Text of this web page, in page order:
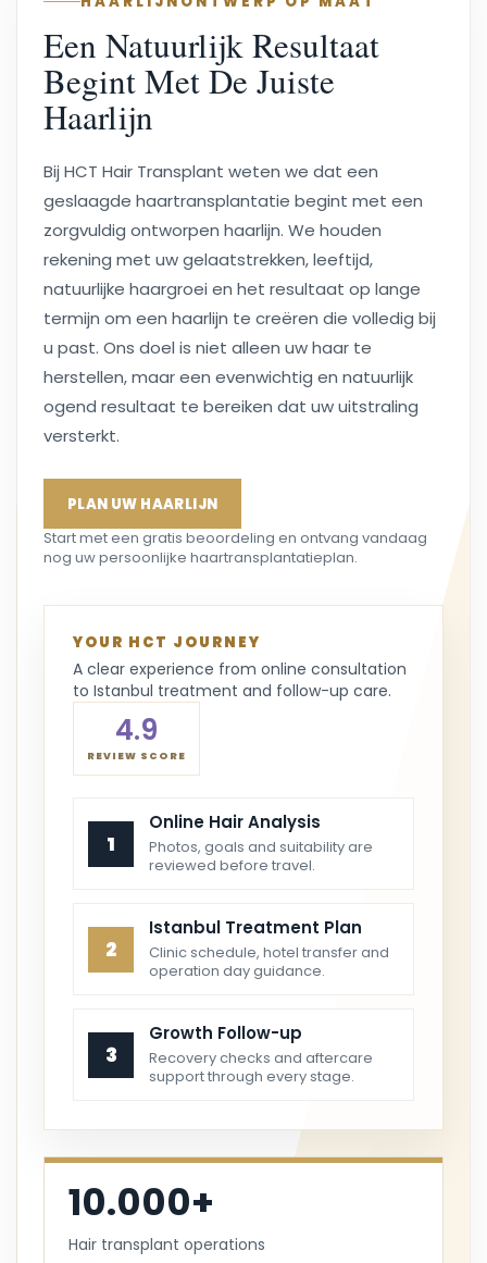
Een Natuurlijk Resultaat
Begint Met De Juiste
Haarlijn
Bij HCT Hair Transplant weten we dat een
geslaagde haartransplantatie begint met een
zorgvuldig ontworpen haarlijn. We houden
rekening met uw gelaatstrekken, leeftijd,
natuurlijke haargroei en het resultaat op lange
termijn om een haarlijn te creëren die volledig bij
u past. Ons doel is niet alleen uw haar te
herstellen, maar een evenwichtig en natuurlijk
ogend resultaat te bereiken dat uw uitstraling
versterkt.
PLAN UW HAARLIJN
Start met een gratis beoordeling en ontvang vandaag
nog uw persoonlijke haartransplantatieplan.
YOUR HCT JOURNEY
A clear experience from online consultation
to Istanbul treatment and follow-up care.
4.9
REVIEW SCORE
1
Online Hair Analysis
Photos, goals and suitability are
reviewed before travel.
2
Istanbul Treatment Plan
Clinic schedule, hotel transfer and
operation day guidance.
3
Growth Follow-up
Recovery checks and aftercare
support through every stage.
10.000+
Hair transplant operations